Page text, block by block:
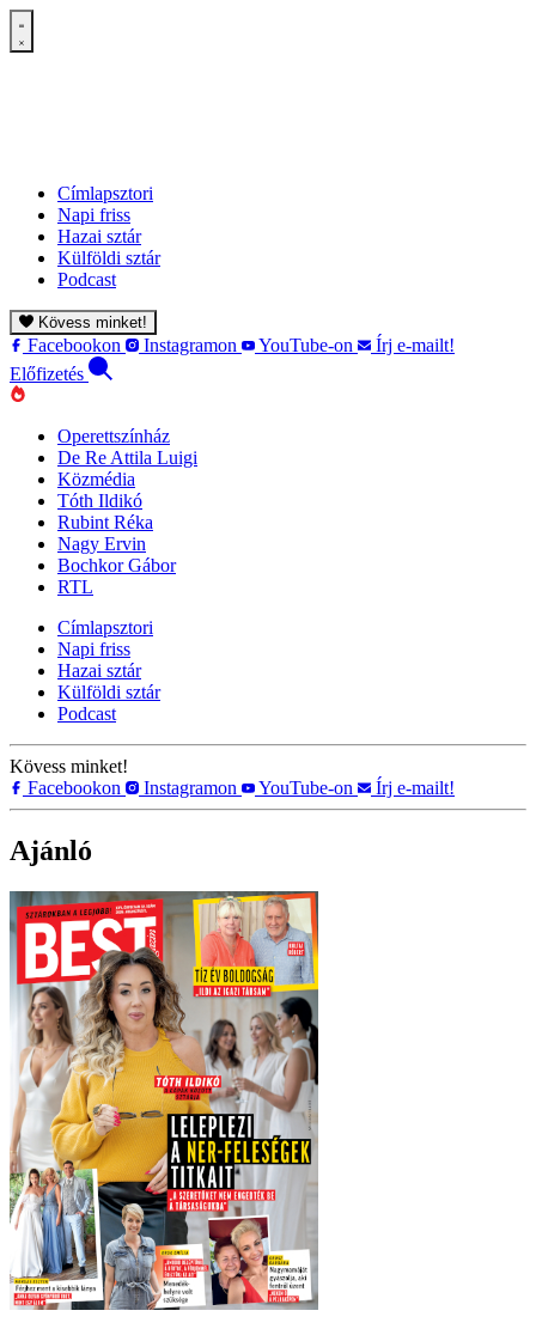
Címlapsztori
Napi friss
Hazai sztár
Külföldi sztár
Podcast
Kövess minket!
Facebookon Instagramon YouTube-on
Írj e-mailt!
Előfizetés
Operettszínház
De Re Attila Luigi
Közmédia
Tóth Ildikó
Rubint Réka
Nagy Ervin
Bochkor Gábor
RTL
Címlapsztori
Napi friss
Hazai sztár
Külföldi sztár
Podcast
Kövess minket!
Facebookon
Instagramon YouTube-on Írj e-mailt!
Ajánló